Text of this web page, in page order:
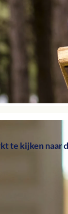
te kijken naar